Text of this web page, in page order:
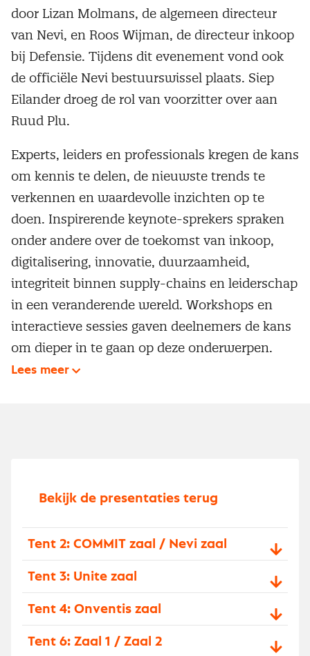
door Lizan Molmans, de algemeen directeur
van Nevi, en Roos Wijman, de directeur inkoop
bij Defensie. Tijdens dit evenement vond ook
de officiële Nevi bestuurswissel plaats. Siep
Eilander droeg de rol van voorzitter over aan
Ruud Plu.
Experts, leiders en professionals kregen de kans
om kennis te delen, de nieuwste trends te
verkennen en waardevolle inzichten op te
doen. Inspirerende keynote-sprekers spraken
onder andere over de toekomst van inkoop,
digitalisering, innovatie, duurzaamheid,
integriteit binnen supply-chains en leiderschap
in een veranderende wereld. Workshops en
interactieve sessies gaven deelnemers de kans
om dieper in te gaan op deze onderwerpen.
Lees meer
Bekijk de presentaties terug
Tent 2: COMMIT zaal / Nevi zaal
Tent 3: Unite zaal
Tent 4: Onventis zaal
Tent 6: Zaal 1 / Zaal 2